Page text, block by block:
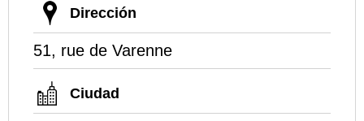
Dirección
51, rue de Varenne
Ciudad